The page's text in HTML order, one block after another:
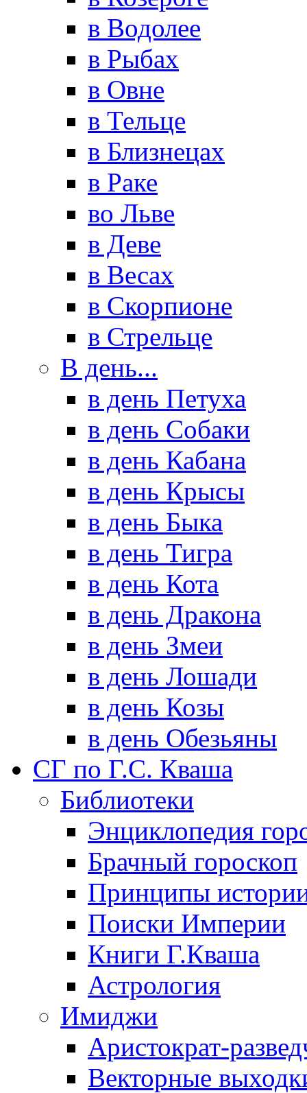
в Водолее
в Рыбах
в Овне
в Тельце
в Близнецах
в Раке
во Льве
в Деве
в Весах
в Скорпионе
в Стрельце
В день...
в день Петуха
в день Собаки
в день Кабана
в день Крысы
в день Быка
в день Тигра
в день Кота
в день Дракона
в день Змеи
в день Лошади
в день Козы
в день Обезьяны
СГ по Г.С. Кваша
Библиотеки
Энциклопедия
Брачный гороскоп
Принципы
Поиски Империи
Книги Г.Кваша
Астрология
Имиджи
Аристократ-
Векторные